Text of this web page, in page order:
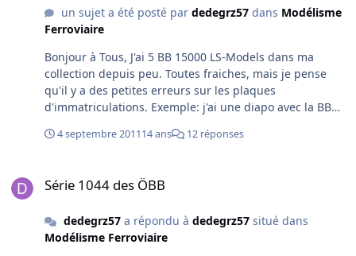
un sujet a été posté par dedegrz57dans Modélisme
Ferroviaire
Bonjour à Tous, J'ai 5 BB 15000 LS-Models dans ma
collection depuis peu. Toutes fraiches, mais je pense
qu'il y a des petites erreurs sur les plaques
d'immatriculations. Exemple: j'ai une diapo avec la BB
messagerie de l'époque) vue sens 1 avec la plaque SNCF
plaques SNCF était du côté sens 1. Vrai ou faux ! Merci
4 septembre 201114 ans 12 réponses
Série 1044 des ÖBB
dedegrz57a répondu à dedegrz57situé dans
Modélisme Ferroviaire